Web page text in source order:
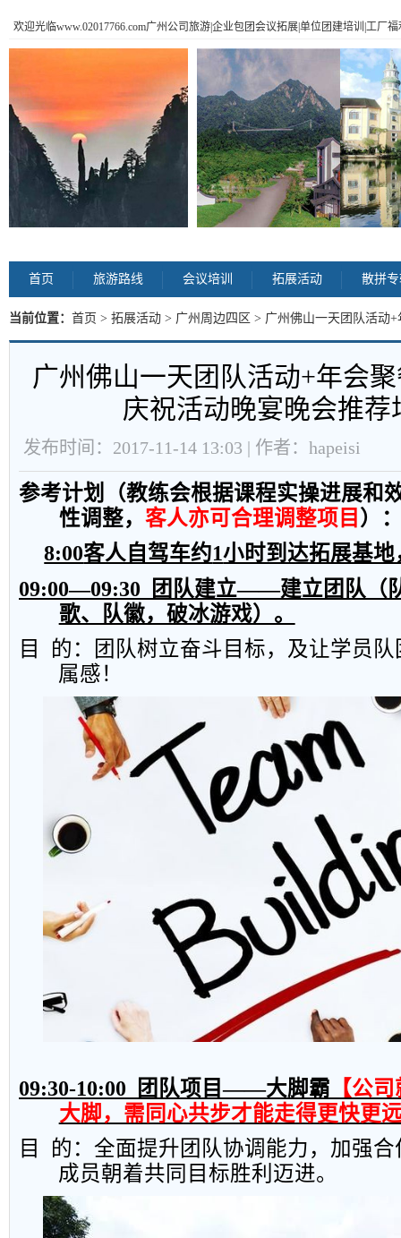
欢迎光临www.02017766.com广州公司旅游|企业包团会议拓展|单位团建培训|工厂
首页 旅游路线 会议培训 拓展活动 散拼
当前位置： 首页 > 拓展活动 > 广州周边四区 > 广州佛山一天团队活动
晚会推荐场地流程 内容
广州佛山一天团队活动+年会
庆祝活动晚宴晚会推荐
发布时间：2017-11-14 13:03 | 作者：hapeisi
参考计划（教练会根据课程实操进展和
性调整， 客人亦可合理调整项目 ）
8:00客人自驾车约1小时到达拓展基
09:00—09:30
团队建立——建立团队（
歌、队徽，破冰游戏）。
目
的：团队树立奋斗目标，及让学员
属感！
09:30-10:00 团队项目——大脚霸 【公
大脚，需同心共步才能走得更快更
目
的：全面提升团队协调能力，加强
成员朝着共同目标胜利迈进。